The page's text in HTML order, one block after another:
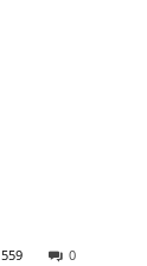
0
559